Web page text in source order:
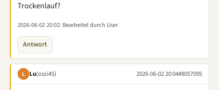
Trockenlauf?
2026-06-02 20:02: Bearbeitet durch User
Antwort
L Lu(oszi45) 2026-06-02 20:04#8057095